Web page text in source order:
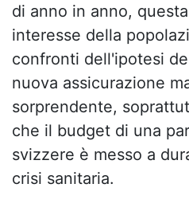
di anno in anno,
interesse della
confronti dell'ipotesi
nuova assicurazione
sorprendente,
che il budget di una
svizzere è messo a
crisi sanitaria.